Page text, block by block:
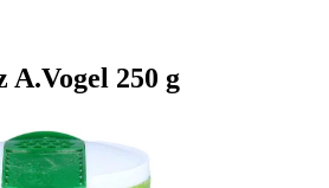
A.Vogel 250 g